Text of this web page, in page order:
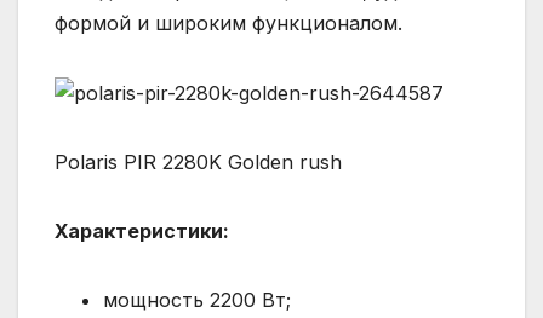
формой и широким функционалом.
Polaris PIR 2280K Golden rush
Характеристики:
мощность 2200 Вт;